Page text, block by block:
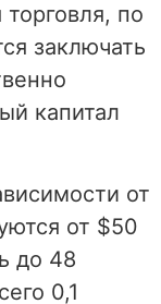
по
заключать
капитал
от
от $50
до 48
0,1